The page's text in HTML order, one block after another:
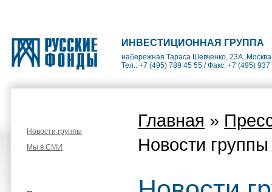
ИНВЕСТИЦИОННАЯ ГРУППА
набережная Тараса Шевченко, 23А,
Тел.: +7 (495) 789 45 55 / Факс: +7 (495)
Новости группы
Мы в СМИ
Главная »
Новости группы